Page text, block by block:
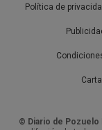
Política de
© Diario de Pozuelo